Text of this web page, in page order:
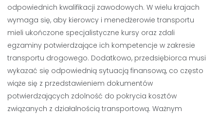
odpowiednich kwalifikacji zawodowych. W wielu krajach
wymaga się, aby kierowcy i menedżerowie transportu
mieli ukończone specjalistyczne kursy oraz zdali
egzaminy potwierdzające ich kompetencje w zakresie
transportu drogowego. Dodatkowo, przedsiębiorca musi
wykazać się odpowiednią sytuacją finansową, co często
wiąże się z przedstawieniem dokumentów
potwierdzających zdolność do pokrycia kosztów
związanych z działalnością transportową. Ważnym